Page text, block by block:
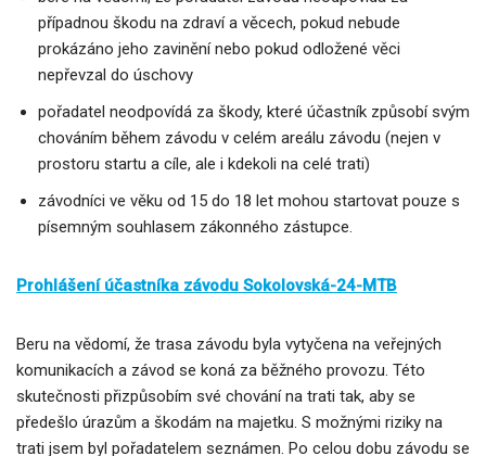
případnou škodu na zdraví a věcech, pokud nebude
prokázáno jeho zavinění nebo pokud odložené věci
nepřevzal do úschovy
pořadatel neodpovídá za škody, které účastník způsobí svým
chováním během závodu v celém areálu závodu (nejen v
prostoru startu a cíle, ale i kdekoli na celé trati)
závodníci ve věku od 15 do 18 let mohou startovat pouze s
písemným souhlasem zákonného zástupce.
Prohlášení účastníka závodu Sokolovská-24-MTB
Beru na vědomí, že trasa závodu byla vytyčena na veřejných
komunikacích a závod se koná za běžného provozu. Této
skutečnosti přizpůsobím své chování na trati tak, aby se
předešlo úrazům a škodám na majetku. S možnými riziky na
trati jsem byl pořadatelem seznámen. Po celou dobu závodu se